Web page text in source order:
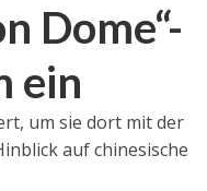
Dome“-
ein
um sie dort mit der
auf chinesische